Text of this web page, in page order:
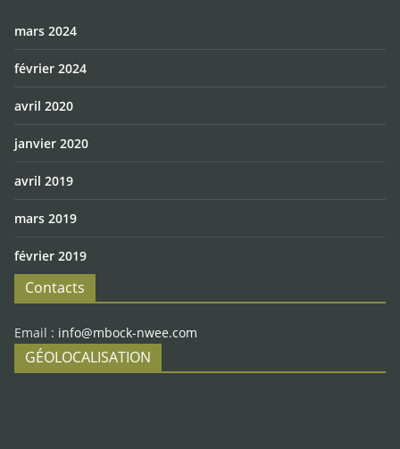
mars 2024
février 2024
avril 2020
janvier 2020
avril 2019
mars 2019
février 2019
Contacts
Email : info@mbock-nwee.com
GÉOLOCALISATION